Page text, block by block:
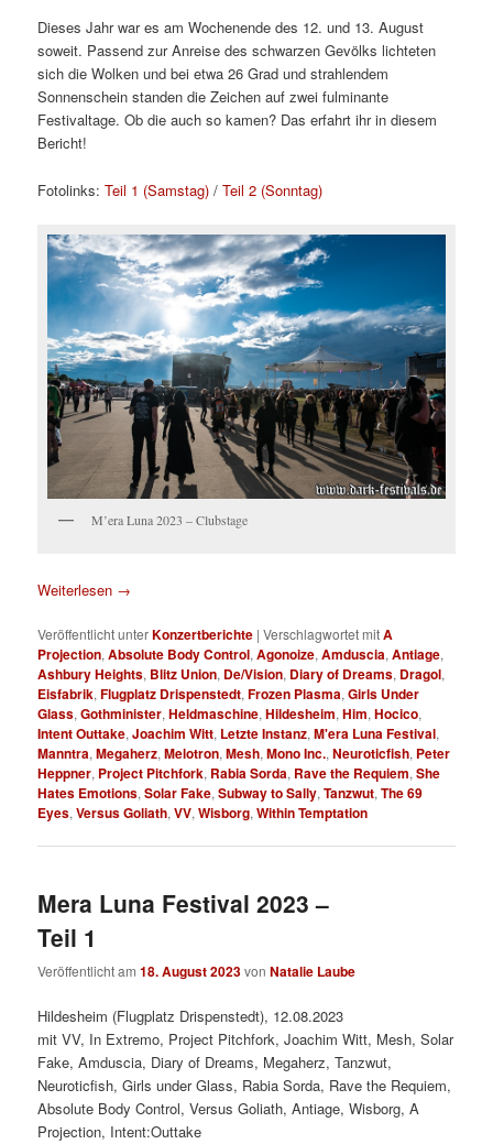
Dieses Jahr war es am Wochenende des 12. und 13. August
soweit. Passend zur Anreise des schwarzen Gevölks lichteten
sich die Wolken und bei etwa 26 Grad und strahlendem
Sonnenschein standen die Zeichen auf zwei fulminante
Festivaltage. Ob die auch so kamen? Das erfahrt ihr in diesem
Bericht!
Fotolinks:Teil 1 (Samstag) /Teil 2 (Sonntag)
M’era Luna 2023 – Clubstage
Weiterlesen →
Veröffentlicht unterKonzertberichte |Verschlagwortet mitA
Projection,Absolute Body Control,Agonoize,Amduscia,Antiage,
Ashbury Heights, Blitz Union, De/Vision, Diary of Dreams, Dragol,
Eisfabrik,Flugplatz Drispenstedt,Frozen Plasma,Girls Under
Glass,Gothminister,Heldmaschine,Hildesheim,Him,Hocico,
Intent Outtake,Joachim Witt, Letzte Instanz,M'era Luna Festival,
Manntra,Megaherz,Melotron,Mesh,Mono Inc.,Neuroticfish, Peter
Heppner, Project Pitchfork, Rabia Sorda, Rave the Requiem,She
Hates Emotions,Solar Fake,Subway to Sally,Tanzwut,The 69
Eyes,Versus Goliath,VV,Wisborg,Within Temptation
Mera Luna Festival 2023 –
Teil 1
Veröffentlicht am18. August 2023vonNatalie Laube
Hildesheim (Flugplatz Drispenstedt), 12.08.2023
mit VV, In Extremo, Project Pitchfork, Joachim Witt, Mesh, Solar
Fake, Amduscia, Diary of Dreams, Megaherz, Tanzwut,
Neuroticfish, Girls under Glass, Rabia Sorda, Rave the Requiem,
Absolute Body Control, Versus Goliath, Antiage, Wisborg, A
Projection, Intent:Outtake